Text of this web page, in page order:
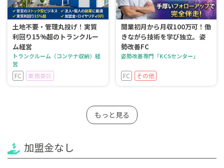
土地不要・管理丸投げ！実質
利回り15%超のトランクルー
ム経営
トランクルーム（コンテナ収納）経
営
FC 業務委託
開業初月から月収100万可！働
きながら技術を学び独立。姿
勢改善FC
姿勢改善専門「KCSセンター」
FC その他
もっと見る
加盟金なし